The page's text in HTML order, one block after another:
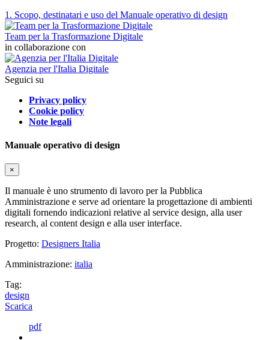
1. Scopo, destinatari e uso del Manuale operativo di design
Team per la Trasformazione Digitale
in collaborazione con
Agenzia per l'Italia Digitale
Seguici su
Privacy policy
Cookie policy
Note legali
Manuale operativo di design
×
Il manuale è uno strumento di lavoro per la Pubblica
Amministrazione e serve ad orientare la progettazione di ambienti
digitali fornendo indicazioni relative al service design, alla user
research, al content design e alla user interface.
Progetto: Designers Italia
Amministrazione: italia
Tag:
design
Scarica
pdf